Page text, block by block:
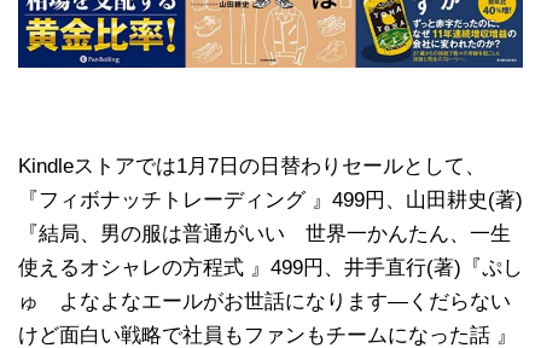
Kindleストアでは1月7日の日替わりセールとして、
『フィボナッチトレーディング 』499円、山田耕史(著)
『結局、男の服は普通がいい 世界一かんたん、一生
使えるオシャレの方程式 』499円、井手直行(著)『ぷし
ゅ よなよなエールがお世話になります―くだらない
けど面白い戦略で社員もファンもチームになった話 』